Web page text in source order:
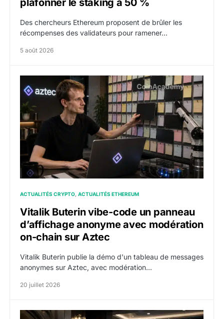
plafonner le staking à 50 %
Des chercheurs Ethereum proposent de brûler les
récompenses des validateurs pour ramener…
5 août 2026
Vitalik Buterin vibe-code un panneau d’affichage
ACTUALITÉS CRYPTO ACTUALITÉS ETHEREUM
Vitalik Buterin vibe-code un panneau
d’affichage anonyme avec modération
on-chain sur Aztec
Vitalik Buterin publie la démo d'un tableau de messages
anonymes sur Aztec, avec modération…
20 juillet 2026
EthSystems : des anciens de la Fondation Ethereum